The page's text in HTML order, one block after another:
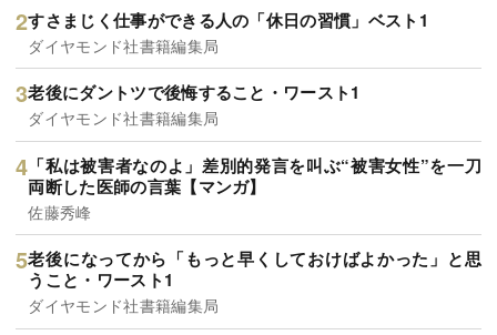
すさまじく仕事ができる人の「休日の習慣」ベスト1
ダイヤモンド社書籍編集局
老後にダントツで後悔すること・ワースト1
ダイヤモンド社書籍編集局
「私は被害者なのよ」差別的発言を叫ぶ“被害女性”を一刀
両断した医師の言葉【マンガ】
佐藤秀峰
老後になってから「もっと早くしておけばよかった」と思
うこと・ワースト1
ダイヤモンド社書籍編集局